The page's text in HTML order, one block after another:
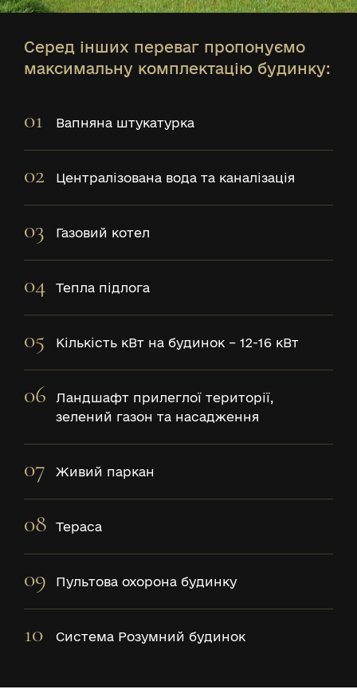
Серед інших переваг пропонуємо
максимальну комплектацію будинку:
01 Вапняна штукатурка
02 Централізована вода та каналізація
03 Газовий котел
04 Тепла підлога
05 Кількість кВт на будинок – 12-16 кВт
06
Ландшафт прилеглої території,
зелений газон та насадження
07 Живий паркан
08 Тераса
09 Пультова охорона будинку
10 Система Розумний будинок